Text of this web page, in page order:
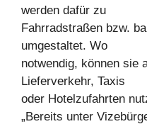
werden dafür zu
Fahrradstraßen bzw.
umgestaltet. Wo
notwendig, können sie
Lieferverkehr, Taxis
oder Hotelzufahrten
„Bereits unter